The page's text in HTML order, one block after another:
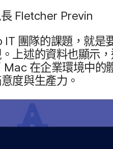
Fletcher Previn
IT 團隊​的​課題，​就是​
上述​的​資料​也​顯示
Mac 在​企業​環境​中​的​
度​與​生產力。